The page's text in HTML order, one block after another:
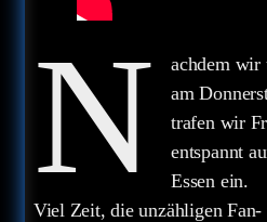
N
achdem wir
am
trafen wir
entspannt
Essen ein.
Viel Zeit, die unzähligen Fan-